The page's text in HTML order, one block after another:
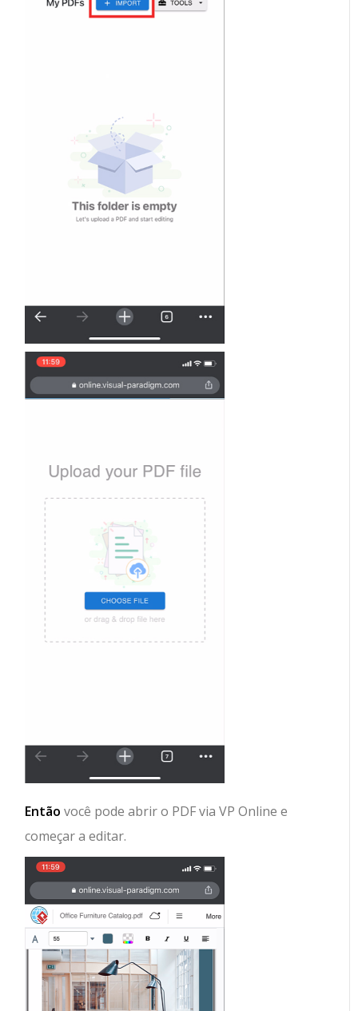
Então você pode abrir o PDF via VP Online e
começar a editar.